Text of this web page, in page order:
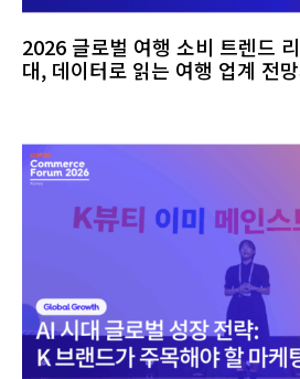
2026 글로벌 여행 소비 트렌드
대, 데이터로 읽는 여행 업계 전